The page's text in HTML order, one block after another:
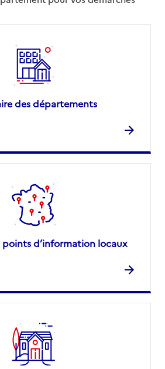
des départements
d’information locaux